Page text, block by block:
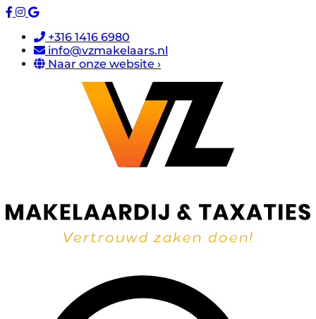
+316 1416 6980
info@vzmakelaars.nl
Naar onze website ›